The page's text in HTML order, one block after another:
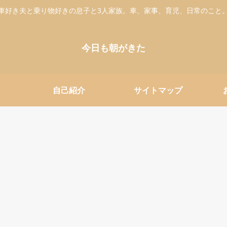
好き夫と乗り物好きの息子と3人家族。車、家事、育児、日常のこと。
今日も朝がきた
自己紹介 サイトマップ